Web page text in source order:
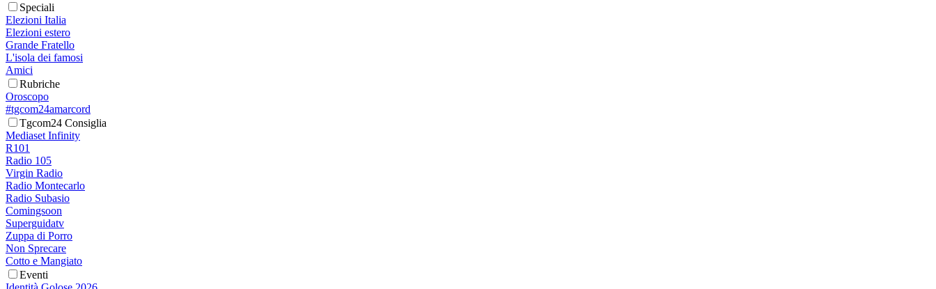
Speciali
Elezioni Italia
Elezioni estero
Grande Fratello
L'isola dei famosi
Amici
Rubriche
Oroscopo
#tgcom24amarcord
Tgcom24 Consiglia
Mediaset Infinity
R101
Radio 105
Virgin Radio
Radio Montecarlo
Radio Subasio
Comingsoon
Superguidatv
Zuppa di Porro
Non Sprecare
Cotto e Mangiato
Eventi